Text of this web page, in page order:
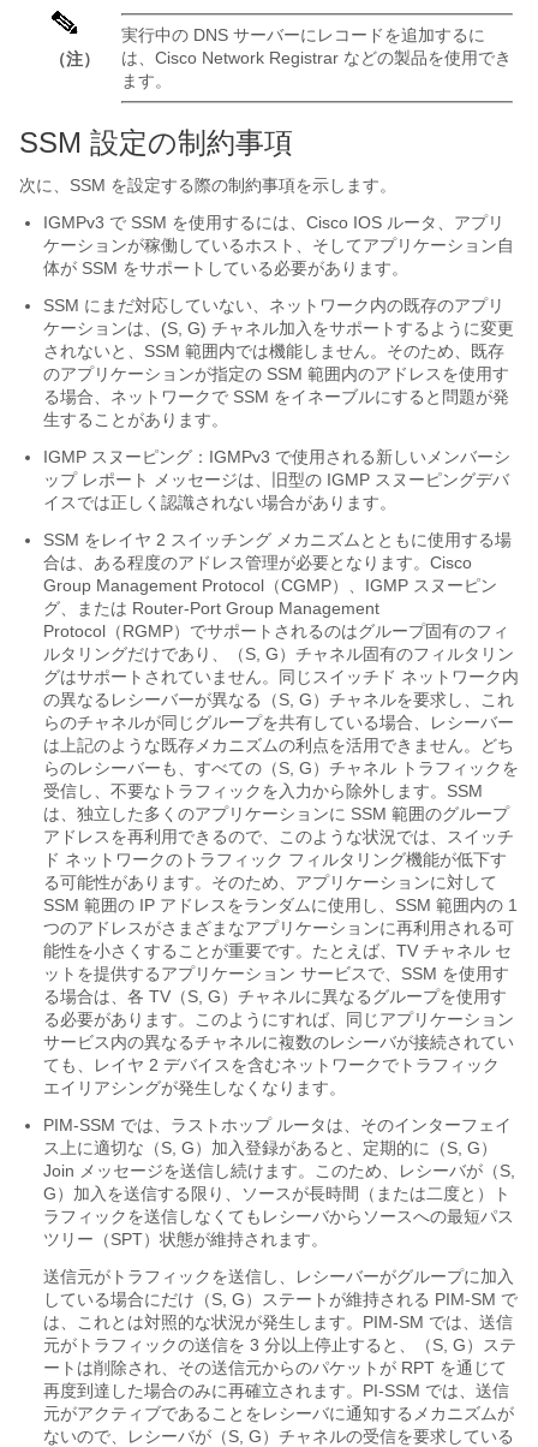
（注）
実行中の DNS サーバーにレコードを追加するに
は、 Cisco Network Registrar などの製品を使用でき
ます。
SSM 設定の制約事項
次に、SSM を設定する際の制約事項を示します。
IGMPv3 で SSM を使用するには、Cisco IOS ルータ、アプリ
ケーションが稼働しているホスト、そしてアプリケーション自
体が SSM をサポートしている必要があります。
SSM にまだ対応していない、ネットワーク内の既存のアプリ
ケーションは、(S, G) チャネル加入をサポートするように変更
されないと、SSM 範囲内では機能しません。そのため、既存
のアプリケーションが指定の SSM 範囲内のアドレスを使用す
る場合、ネットワークで SSM をイネーブルにすると問題が発
生することがあります。
IGMP スヌーピング：IGMPv3 で使用される新しいメンバーシ
ップ レポート メッセージは、旧型の IGMP スヌーピングデバ
イスでは正しく認識されない場合があります。
SSM をレイヤ 2 スイッチング メカニズムとともに使用する場
合は、ある程度のアドレス管理が必要となります。Cisco
Group Management Protocol（CGMP）、IGMP スヌーピン
グ、または Router-Port Group Management
Protocol（RGMP）でサポートされるのはグループ固有のフィ
ルタリングだけであり、（S, G）チャネル固有のフィルタリン
グはサポートされていません。同じスイッチド ネットワーク内
の異なるレシーバーが異なる（S, G）チャネルを要求し、これ
らのチャネルが同じグループを共有している場合、レシーバー
は上記のような既存メカニズムの利点を活用できません。どち
らのレシーバーも、すべての（S, G）チャネル トラフィックを
受信し、不要なトラフィックを入力から除外します。SSM
は、独立した多くのアプリケーションに SSM 範囲のグループ
アドレスを再利用できるので、このような状況では、スイッチ
ド ネットワークのトラフィック フィルタリング機能が低下す
る可能性があります。そのため、アプリケーションに対して
SSM 範囲の IP アドレスをランダムに使用し、SSM 範囲内の 1
つのアドレスがさまざまなアプリケーションに再利用される可
能性を小さくすることが重要です。たとえば、TV チャネル セ
ットを提供するアプリケーション サービスで、SSM を使用す
る場合は、各 TV（S, G）チャネルに異なるグループを使用す
る必要があります。このようにすれば、同じアプリケーション
サービス内の異なるチャネルに複数のレシーバが接続されてい
ても、レイヤ 2 デバイスを含むネットワークでトラフィック
エイリアシングが発生しなくなります。
PIM-SSM では、ラストホップ ルータは、そのインターフェイ
ス上に適切な（S, G）加入登録があると、定期的に（S, G）
Join メッセージを送信し続けます。このため、レシーバが（S,
G）加入を送信する限り、ソースが長時間（または二度と）ト
ラフィックを送信しなくてもレシーバからソースへの最短パス
ツリー（SPT）状態が維持されます。
送信元がトラフィックを送信し、レシーバーがグループに加入
している場合にだけ（S, G）ステートが維持される PIM-SM で
は、これとは対照的な状況が発生します。PIM-SM では、送信
元がトラフィックの送信を 3 分以上停止すると、（S, G）ステ
ートは削除され、その送信元からのパケットが RPT を通じて
再度到達した場合のみに再確立されます。PI-SSM では、送信
元がアクティブであることをレシーバに通知するメカニズムが
ないので、レシーバが（S, G）チャネルの受信を要求している